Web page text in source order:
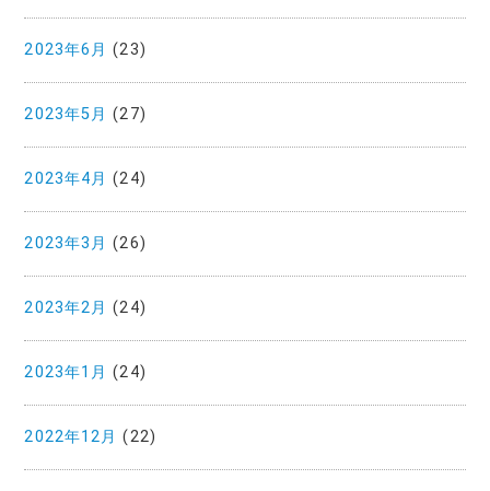
2023年6月 (23)
2023年5月 (27)
2023年4月 (24)
2023年3月 (26)
2023年2月 (24)
2023年1月 (24)
2022年12月 (22)